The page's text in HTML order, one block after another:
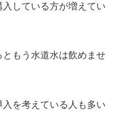
している方が増えてい
もう水道水は飲めませ
を考えている人も多い